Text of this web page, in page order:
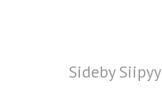
Sideby Siipyy